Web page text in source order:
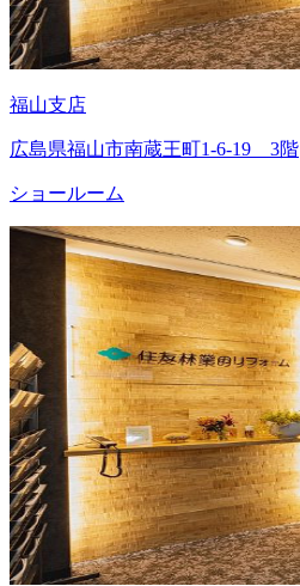
福山支店
広島県福山市南蔵王町1-6-19 3階
ショールーム